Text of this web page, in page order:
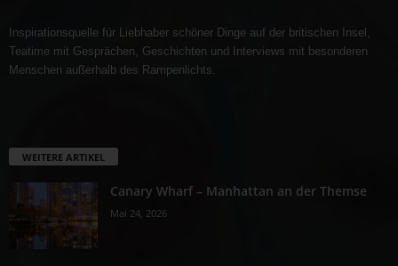
Inspirationsquelle für Liebhaber schöner Dinge auf der britischen Insel,
Teatime mit Gesprächen, Geschichten und Interviews mit besonderen
Menschen außerhalb des Rampenlichts.
WEITERE ARTIKEL
Canary Wharf – Manhattan an der Themse
Mai 24, 2026